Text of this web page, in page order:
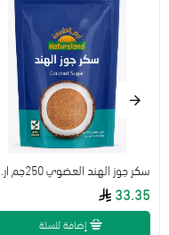
33.35
إضافة للسلة